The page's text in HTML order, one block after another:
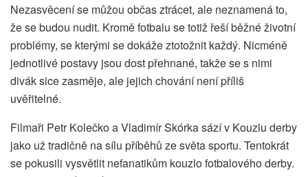
Nezasvěcení se můžou občas ztrácet, ale neznamená to,
že se budou nudit. Kromě fotbalu se totiž řeší běžné životní
problémy, se kterými se dokáže ztotožnit každý. Nicméně
jednotlivé postavy jsou dost přehnané, takže se s nimi
divák sice zasměje, ale jejich chování není příliš
uvěřitelné.
Filmaři Petr Kolečko a Vladimír Skórka sází v Kouzlu derby
jako už tradičně na sílu příběhů ze světa sportu. Tentokrát
se pokusili vysvětlit nefanatikům kouzlo fotbalového derby.